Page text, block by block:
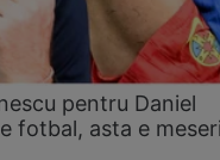
pentru Daniel
fotbal, asta e